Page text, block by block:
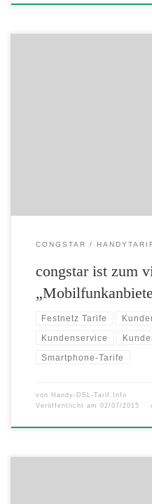
CONGSTAR
congstar ist zum
Festnetz Tarife
Kundenservice
Smartphone-Tarife
von Handy-DSL-Tarif.Info
Veröffentlicht am 02/07/2015